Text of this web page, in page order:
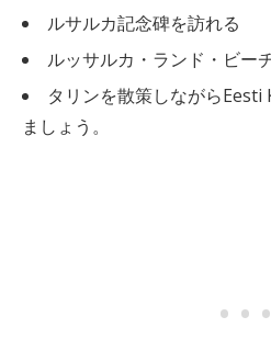
ルサルカ記念碑を訪れる
ルッサルカ・ランド・ビー
タリンを散策しながら
ましょう。